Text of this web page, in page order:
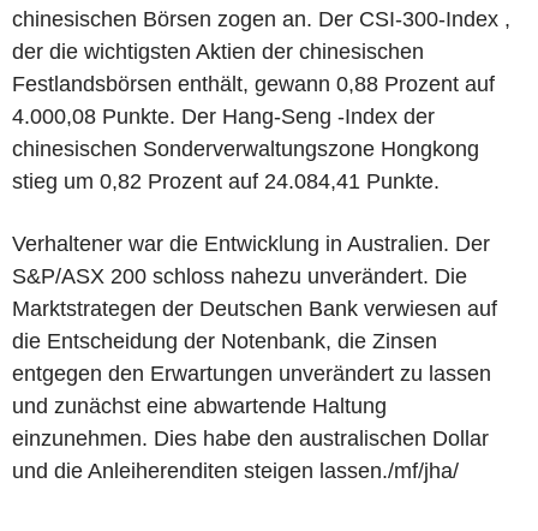
chinesischen Börsen zogen an. Der CSI-300-Index ,
der die wichtigsten Aktien der chinesischen
Festlandsbörsen enthält, gewann 0,88 Prozent auf
4.000,08 Punkte. Der Hang-Seng -Index der
chinesischen Sonderverwaltungszone Hongkong
stieg um 0,82 Prozent auf 24.084,41 Punkte.
Verhaltener war die Entwicklung in Australien. Der
S&P/ASX 200 schloss nahezu unverändert. Die
Marktstrategen der Deutschen Bank verwiesen auf
die Entscheidung der Notenbank, die Zinsen
entgegen den Erwartungen unverändert zu lassen
und zunächst eine abwartende Haltung
einzunehmen. Dies habe den australischen Dollar
und die Anleiherenditen steigen lassen./mf/jha/